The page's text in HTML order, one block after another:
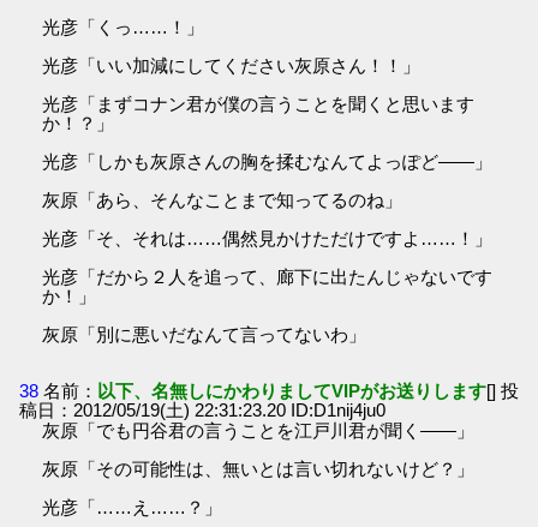
光彦「くっ……！」
光彦「いい加減にしてください灰原さん！！」
光彦「まずコナン君が僕の言うことを聞くと思います
か！？」
光彦「しかも灰原さんの胸を揉むなんてよっぽど――」
灰原「あら、そんなことまで知ってるのね」
光彦「そ、それは……偶然見かけただけですよ……！」
光彦「だから２人を追って、廊下に出たんじゃないです
か！」
灰原「別に悪いだなんて言ってないわ」
38 名前： 以下、名無しにかわりましてVIPがお送りします[] 投
稿日：2012/05/19(土) 22:31:23.20 ID:D1nij4ju0
灰原「でも円谷君の言うことを江戸川君が聞く――」
灰原「その可能性は、無いとは言い切れないけど？」
光彦「……え……？」